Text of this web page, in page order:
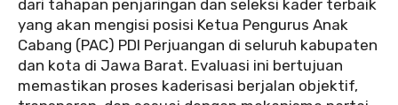
dari tahapan penjaringan dan seleksi kader terbaik
yang akan mengisi posisi Ketua Pengurus Anak
Cabang (PAC) PDI Perjuangan di seluruh kabupaten
dan kota di Jawa Barat. Evaluasi ini bertujuan
memastikan proses kaderisasi berjalan objektif,